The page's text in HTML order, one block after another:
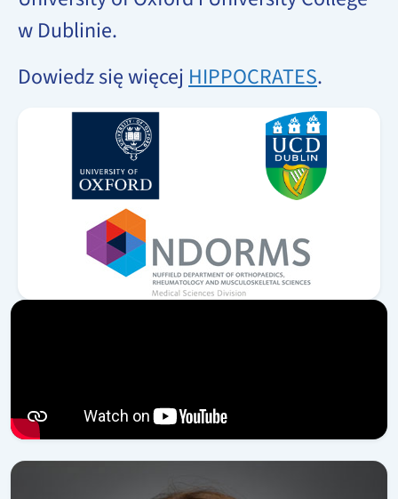
w Dublinie.
Dowiedz się więcejHIPPOCRATES.